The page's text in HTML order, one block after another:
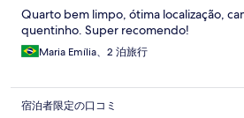
Quarto bem limpo, ótima localização,
quentinho. Super recomendo!
Maria Emília、2 泊旅行
宿泊者限定の口コミ